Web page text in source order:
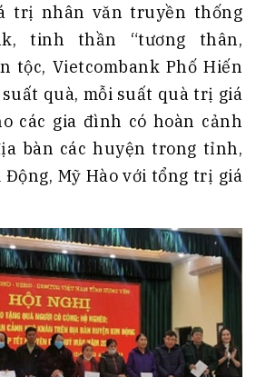
trị nhân văn truyền thống
tinh thần “tương thân,
tộc, Vietcombank Phố Hiến
quà, mỗi suất quà trị giá
các gia đình có hoàn cảnh
bàn các huyện trong tỉnh,
Động, Mỹ Hào với tổng trị giá